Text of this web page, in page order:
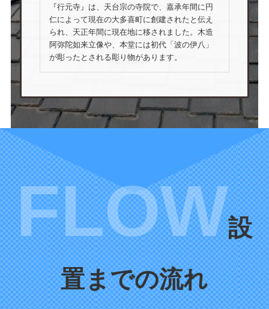
『行元寺』は、天台宗の寺院で、嘉承年間に円
仁によって現在の大多喜町に創建されたと伝え
られ、天正年間に現在地に移されました。木造
阿弥陀如来立像や、本堂には初代「波の伊八」
が彫ったとされる彫り物があります。
設
置までの流れ